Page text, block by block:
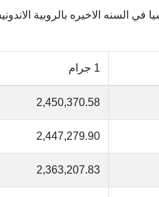
1 جرام
2,450,370.58
2,447,279.90
2,363,207.83